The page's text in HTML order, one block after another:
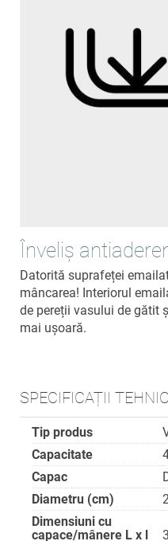
Înveliș
Datorită suprafeței
mâncarea! Interiorul
de pereții vasului de gătit
mai ușoară.
SPECIFICAȚII
Tip produs
Capacitate
Capac
Diametru (cm)
Dimensiuni cu
capace/mânere L x l